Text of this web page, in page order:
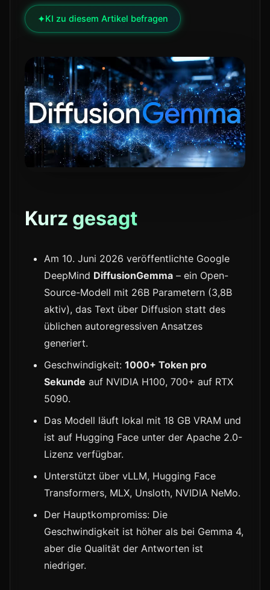
✦KI zu diesem Artikel befragen
Kurz gesagt
Am 10. Juni 2026 veröffentlichte Google
DeepMind DiffusionGemma – ein Open-
Source-Modell mit 26B Parametern (3,8B
aktiv), das Text über Diffusion statt des
üblichen autoregressiven Ansatzes
generiert.
Geschwindigkeit: 1000+ Token pro
Sekunde auf NVIDIA H100, 700+ auf RTX
5090.
Das Modell läuft lokal mit 18 GB VRAM und
ist auf Hugging Face unter der Apache 2.0-
Lizenz verfügbar.
Unterstützt über vLLM, Hugging Face
Transformers, MLX, Unsloth, NVIDIA NeMo.
Der Hauptkompromiss: Die
Geschwindigkeit ist höher als bei Gemma 4,
aber die Qualität der Antworten ist
niedriger.